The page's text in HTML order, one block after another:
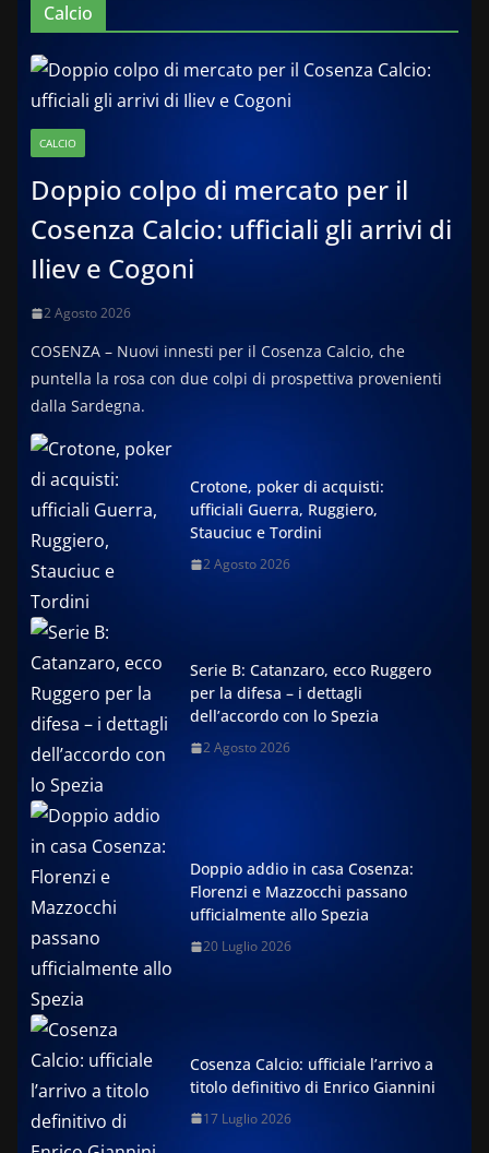
Calcio
CALCIO
Doppio colpo di mercato per il
Cosenza Calcio: ufficiali gli arrivi di
Iliev e Cogoni
2 Agosto 2026
COSENZA – Nuovi innesti per il Cosenza Calcio, che
puntella la rosa con due colpi di prospettiva provenienti
dalla Sardegna.
Crotone, poker di acquisti:
ufficiali Guerra, Ruggiero,
Stauciuc e Tordini
2 Agosto 2026
Serie B: Catanzaro, ecco Ruggero
per la difesa – i dettagli
dell’accordo con lo Spezia
2 Agosto 2026
Doppio addio in casa Cosenza:
Florenzi e Mazzocchi passano
ufficialmente allo Spezia
20 Luglio 2026
Cosenza Calcio: ufficiale l’arrivo a
titolo definitivo di Enrico Giannini
17 Luglio 2026